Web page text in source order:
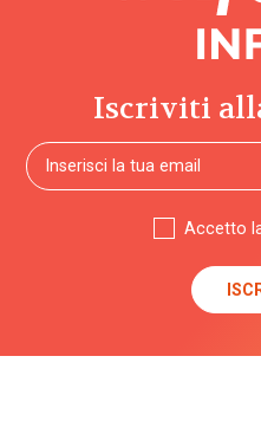
Iscriviti
Accetto